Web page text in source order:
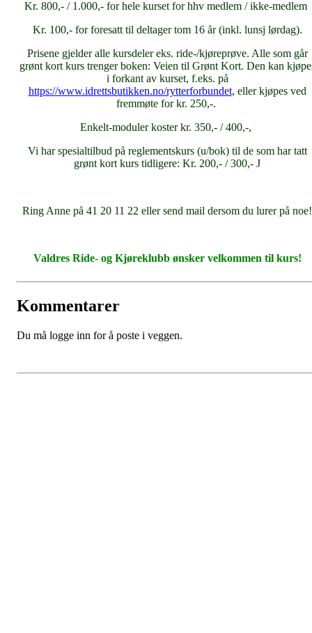
Kr. 800,- / 1.000,- for hele kurset for hhv medlem / ikke-medlem
Kr. 100,- for foresatt til deltager tom 16 år (inkl. lunsj lørdag).
Prisene gjelder alle kursdeler eks. ride-/kjøreprøve. Alle som går
grønt kort kurs trenger boken: Veien til Grønt Kort. Den kan
i forkant av kurset, f.eks. på
https://www.idrettsbutikken.no/rytterforbundet, eller kjøpes ved
fremmøte for kr. 250,-.
Enkelt-moduler koster kr. 350,- / 400,-,
Vi har spesialtilbud på reglementskurs (u/bok) til de som har tatt
grønt kort kurs tidligere: Kr. 200,- / 300,- J
Ring Anne på 41 20 11 22 eller send mail dersom du lurer på noe!
Valdres Ride- og Kjøreklubb ønsker velkommen til kurs!
Kommentarer
Du må logge inn for å poste i veggen.